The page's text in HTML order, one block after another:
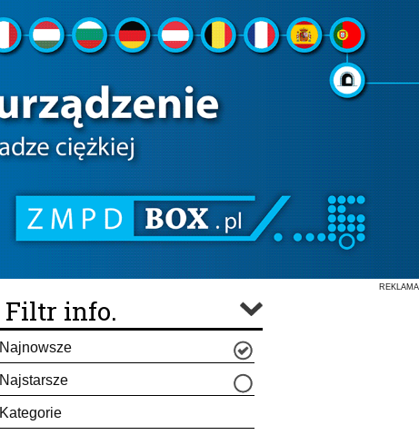
REKLAMA
Filtr info.
Najnowsze
Najstarsze
Kategorie